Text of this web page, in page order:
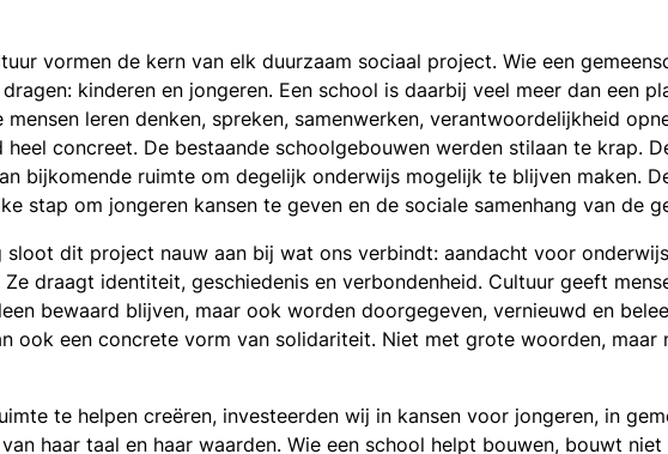
vormen de kern van elk duurzaam sociaal project. Wie een
kinderen en jongeren. Een school is daarbij veel meer dan een
leren denken, spreken, samenwerken, verantwoordelijkheid
heel concreet. De bestaande schoolgebouwen werden stilaan te krap.
bijkomende ruimte om degelijk onderwijs mogelijk te blijven maken.
stap om jongeren kansen te geven en de sociale samenhang van de
sloot dit project nauw aan bij wat ons verbindt: aandacht voor
draagt identiteit, geschiedenis en verbondenheid. Cultuur geeft
bewaard blijven, maar ook worden doorgegeven, vernieuwd en
ook een concrete vorm van solidariteit. Niet met grote woorden, maar
te helpen creëren, investeerden wij in kansen voor jongeren, in
haar taal en haar waarden. Wie een school helpt bouwen, bouwt